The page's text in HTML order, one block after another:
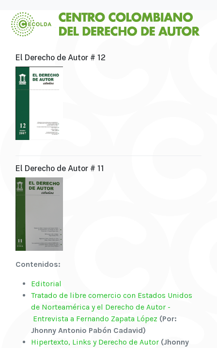
El Derecho de Autor # 12
El Derecho de Autor # 11
Contenidos:
Editorial
Tratado de libre comercio con Estados Unidos
de Norteamérica y el Derecho de Autor -
Entrevista a Fernando Zapata López (Por:
Jhonny Antonio Pabón Cadavid)
Hipertexto, Links y Derecho de Autor (Jhonny